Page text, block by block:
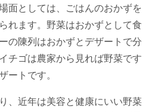
面としては、ごはんのおかずを
れます。野菜はおかずとして食
の陳列はおかずとデザートで分
チゴは農家から見れば野菜です
ートです。
、近年は美容と健康にいい野菜